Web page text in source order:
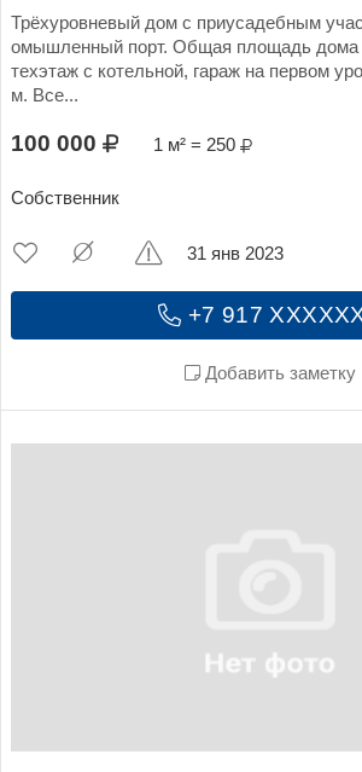
Трёхуровневый дом с приусадебным
омышленный порт. Общая площадь дома
техэтаж с котельной, гараж на первом
м. Все...
100 000 1 м² = 250
Собственник
+7 917
Добавить заметку
31 янв 2023